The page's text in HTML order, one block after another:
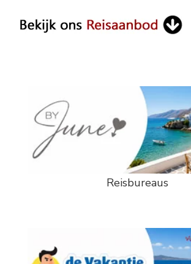
Reisbureaus